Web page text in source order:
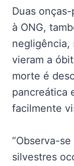
Duas
à ONG,
negligência,
vieram a
morte é
pancreática
facilmente
“Observa-
silvestres